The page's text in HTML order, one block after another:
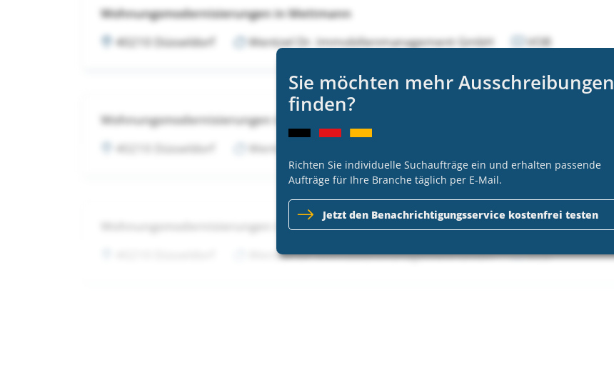
Wohnungsmodernisierungen in Mettmann
40210 Düsseldorf
Wentzel Dr. Immobilienmanagement GmbH VOB
Wohnungsmodernisierungen in Mettmann
40210 Düsseldorf
Wentzel Dr. Immobilienmanagement GmbH
Wohnungsmodernisierungen in Mettmann
Wentzel Dr. Immobilienmanagement GmbH VOB
Sie möchten mehr Ausschreibungen
finden?
Richten Sie individuelle Suchaufträge ein und erhalten passende
Aufträge für Ihre Branche täglich per E-Mail.
Jetzt den Benachrichtigungsservice kostenfrei testen